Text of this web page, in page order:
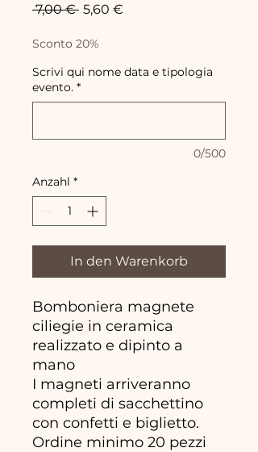
7,00 € Standardpreis
5,60 €
Sconto 20%
Scrivi qui nome data e tipologia
evento. *
0/500
Anzahl *
In den Warenkorb
Bomboniera magnete
ciliegie in ceramica
realizzato e dipinto a
mano
I magneti arriveranno
completi di sacchettino
con confetti e biglietto.
Ordine minimo 20 pezzi